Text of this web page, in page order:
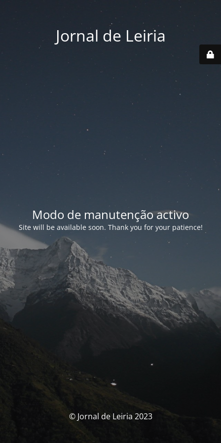
Jornal de Leiria
Modo de manutenção activo
Site will be available soon. Thank you for your patience!
© Jornal de Leiria 2023